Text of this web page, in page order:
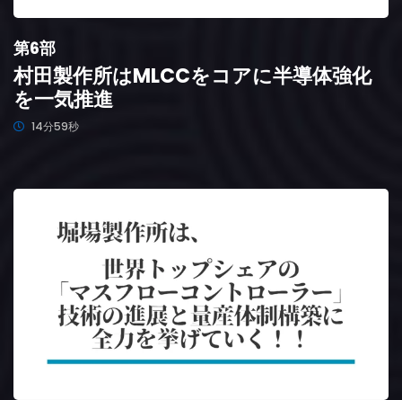
第6部
村田製作所はMLCCをコアに半導体強化
を一気推進
14分59秒